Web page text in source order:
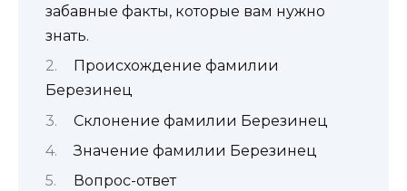
забавные факты, которые вам нужно
знать.
Происхождение фамилии
Березинец
Склонение фамилии Березинец
Значение фамилии Березинец
Вопрос-ответ